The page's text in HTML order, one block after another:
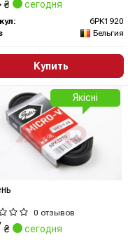
₴ сегодня
6PK1920
Бельгия
Купить
0 отзывов
₴ сегодня
Якісні